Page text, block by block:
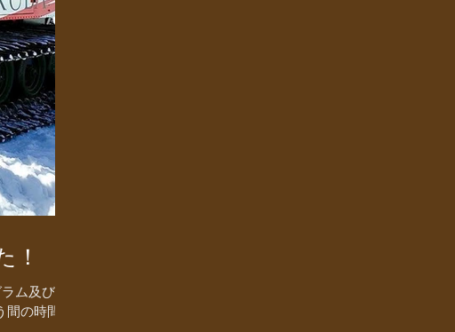
！
ム及び今
の時間で